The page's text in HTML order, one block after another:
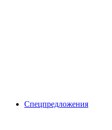
Спецпредложения